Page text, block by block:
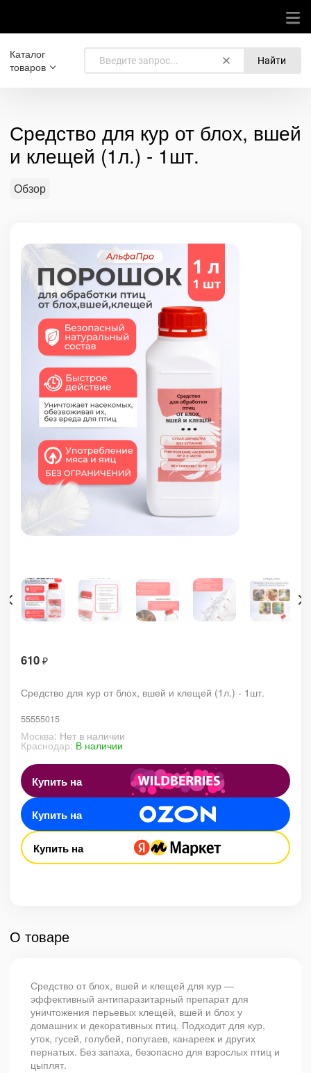
Каталог
товаров
Найти
Средство для кур от блох, вшей
и клещей (1л.) - 1шт.
Обзор
610 ₽
Средство для кур от блох, вшей и клещей (1л.) - 1шт.
55555015
Москва: Нет в наличии
Краснодар: В наличии
Купить на
Купить на
Купить на
О товаре
Средство от блох, вшей и клещей для кур —
эффективный антипаразитарный препарат для
уничтожения перьевых клещей, вшей и блох у
домашних и декоративных птиц. Подходит для кур,
уток, гусей, голубей, попугаев, канареек и других
пернатых. Без запаха, безопасно для взрослых птиц и
цыплят.